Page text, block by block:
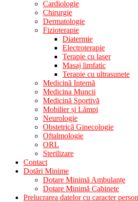
Cardiologie
Chirurgie
Dermatologie
Fizioterapie
Diatermie
Electroterapie
Terapie cu laser
Masaj limfatic
Terapie cu ultrasunete
Medicină Internă
Medicina Muncii
Medicină Sportivă
Mobilier și Lămpi
Neurologie
Obstetrică Ginecologie
Oftalmologie
ORL
Sterilizare
Contact
Dotări Minime
Dotare Minimă Ambulanțe
Dotare Minimă Cabinete
Prelucrarea datelor cu caracter